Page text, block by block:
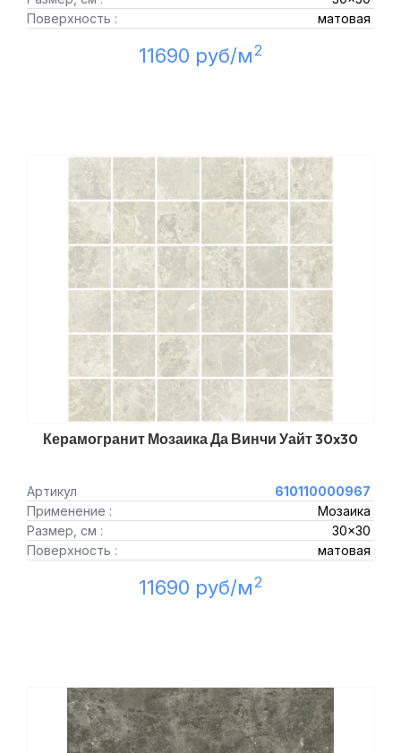
Поверхность :
матовая
11690 руб/м2
Керамогранит Мозаика Да Винчи Уайт 30x30
Артикул
610110000967
Применение :
Мозаика
Размер, см :
30x30
Поверхность :
матовая
11690 руб/м2